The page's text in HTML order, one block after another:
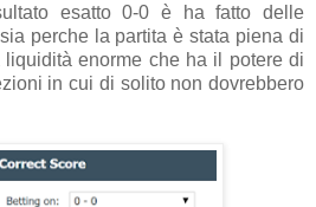
esatto 0-0 è ha fatto delle
perche la partita è stata piena di
enorme che ha il potere di
in cui di solito non dovrebbero